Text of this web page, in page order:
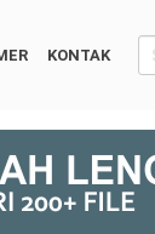
KONTAK